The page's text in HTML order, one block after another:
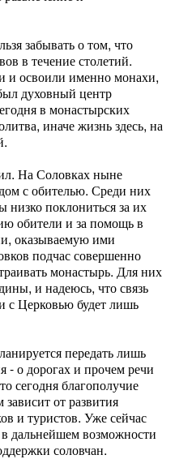
забывать о том, что
в течение столетий.
и освоили именно монахи,
духовный центр
в монастырских
иначе жизнь здесь, на
На Соловках ныне
с обителью. Среди них
поклониться за их
обители и за помощь в
оказываемую ими
подчас совершенно
монастырь. Для них
и надеюсь, что связь
с Церковью будет лишь
передать лишь
- о дорогах и прочем речи
сегодня благополучие
от развития
и туристов. Уже сейчас
дальнейшем возможности
соловчан.